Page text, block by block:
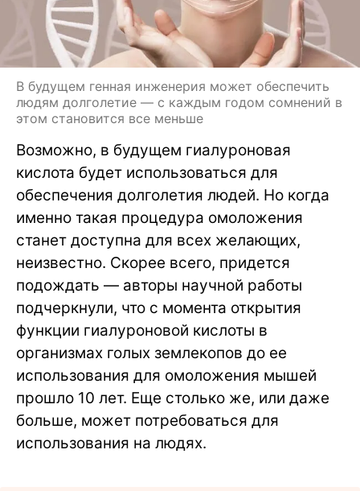
В будущем генная инженерия может обеспечить
людям долголетие — с каждым годом сомнений в
этом становится все меньше
Возможно, в будущем гиалуроновая
кислота будет использоваться для
обеспечения долголетия людей. Но когда
именно такая процедура омоложения
станет доступна для всех желающих,
неизвестно. Скорее всего, придется
подождать — авторы научной работы
подчеркнули, что с момента открытия
функции гиалуроновой кислоты в
организмах голых землекопов до ее
использования для омоложения мышей
прошло 10 лет. Еще столько же, или даже
больше, может потребоваться для
использования на людях.